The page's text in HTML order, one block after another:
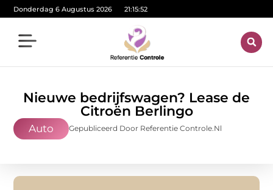
Donderdag 6 Augustus 2026 21:15:53
Nieuwe bedrijfswagen? Lease de
Citroën Berlingo
Auto Gepubliceerd Door Referentie Controle.nl